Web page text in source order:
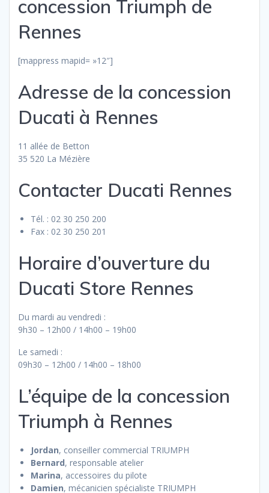
concession Triumph de
Rennes
[mappress mapid= »12″]
Adresse de la concession
Ducati à Rennes
11 allée de Betton
35 520 La Mézière
Contacter Ducati Rennes
Tél. : 02 30 250 200
Fax : 02 30 250 201
Horaire d’ouverture du
Ducati Store Rennes
Du mardi au vendredi :
9h30 – 12h00 / 14h00 – 19h00
Le samedi :
09h30 – 12h00 / 14h00 – 18h00
L’équipe de la concession
Triumph à Rennes
Jordan, conseiller commercial TRIUMPH
Bernard, responsable atelier
Marina, accessoires du pilote
Damien, mécanicien spécialiste TRIUMPH